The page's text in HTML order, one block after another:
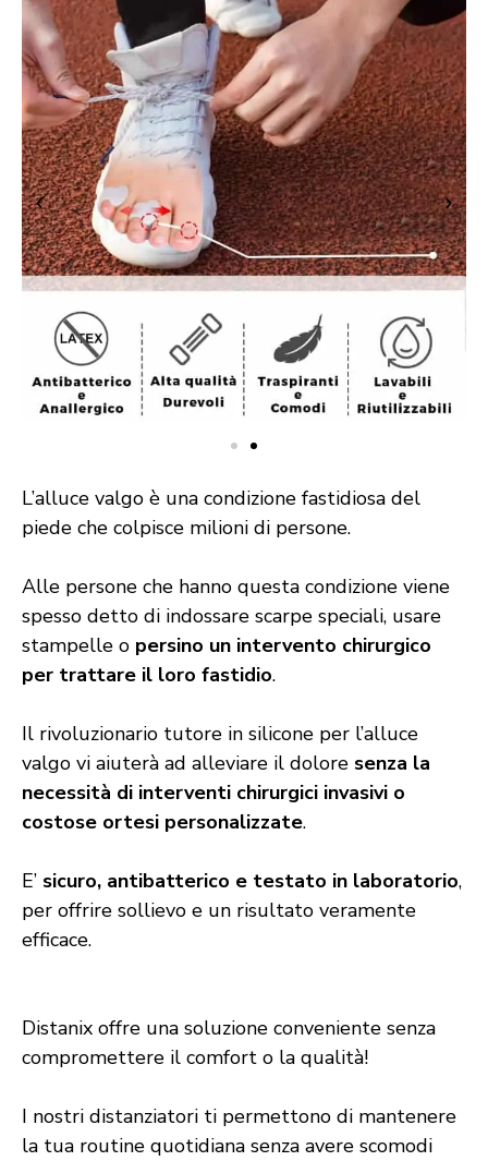
L’alluce valgo è una condizione fastidiosa del
piede che colpisce milioni di persone.
Alle persone che hanno questa condizione viene
spesso detto di indossare scarpe speciali, usare
stampelle o persino un intervento chirurgico
per trattare il loro fastidio.
Il rivoluzionario tutore in silicone per l’alluce
valgo vi aiuterà ad alleviare il dolore senza la
necessità di interventi chirurgici invasivi o
costose ortesi personalizzate.
E’ sicuro, antibatterico e testato in laboratorio,
per offrire sollievo e un risultato veramente
efficace.
Distanix offre una soluzione conveniente senza
compromettere il comfort o la qualità!
I nostri distanziatori ti permettono di mantenere
la tua routine quotidiana senza avere scomodi